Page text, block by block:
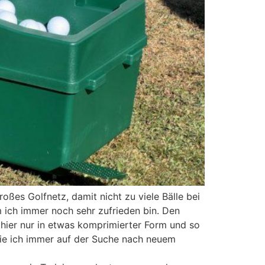
Golfnetz, damit nicht zu viele Bälle bei
immer noch sehr zufrieden bin. Den
nur in etwas komprimierter Form und so
ich immer auf der Suche nach neuem